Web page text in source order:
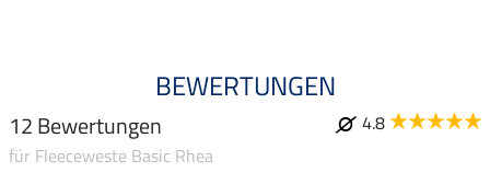
BEWERTUNGEN
12 Bewertungen
4.8
für Fleeceweste Basic Rhea